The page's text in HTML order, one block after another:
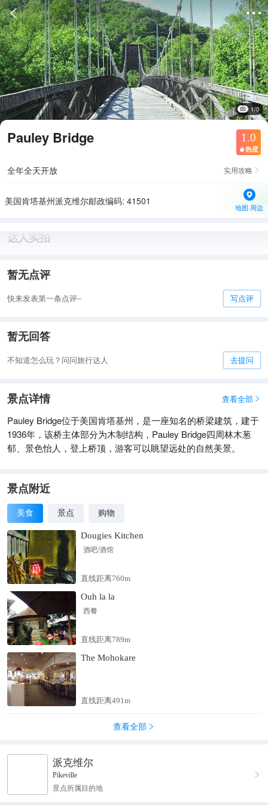
 
1/0
Pauley Bridge 1.0
 热度
全年全天开放 实用攻略 
美国肯塔基州派克维尔邮政编码: 41501
地图·周边
达人实拍
暂无点评
快来发表第一条点评~ 写点评
暂无回答
不知道怎么玩？问问旅行达人 去提问
景点详情 查看全部 
Pauley Bridge位于美国肯塔基州，是一座知名的桥梁建筑，建于
1936年，该桥主体部分为木制结构，Pauley Bridge四周林木葱
郁、景色怡人，登上桥顶，游客可以眺望远处的自然美景。
景点附近
美食 景点 购物
Dougies Kitchen
酒吧/酒馆
直线距离760m
Ouh la la
西餐
直线距离789m
The Mohokare
直线距离491m
查看全部 
派克维尔
Pikeville
景点所属目的地
